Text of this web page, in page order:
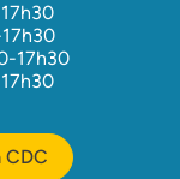
17h30
CDC